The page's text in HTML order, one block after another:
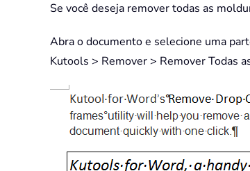
Se você deseja remover todas as
Abra o documento e selecione uma
Kutools > Remover > Remover Todas